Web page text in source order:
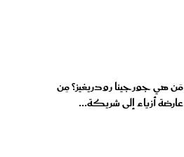
مَن هي جورجينا رودريغيز؟ مِن
عارضة أزياء إلى شريكة...